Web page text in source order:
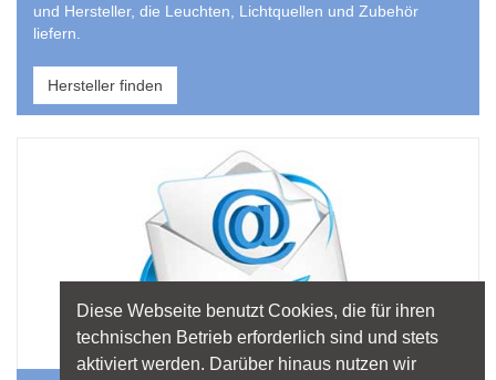
und Hersteller, die Leuchten, Lichtquellen und Zubehör
liefern.
Hersteller finden
Diese Webseite benutzt Cookies, die für ihren
technischen Betrieb erforderlich sind und stets
aktiviert werden. Darüber hinaus nutzen wir